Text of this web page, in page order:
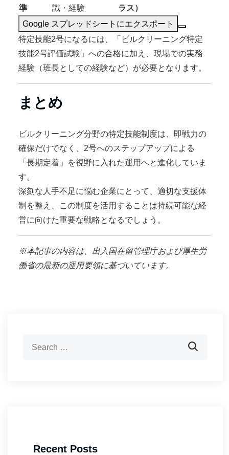
準 識・経験
ラス）
Google スプレッドシートにエクスポート
特定技能2号になるには、「ビルクリーニング特定
技能2号評価試験」への合格に加え、現場での実務
経験（班長としての経験など）が必要となります。
まとめ
ビルクリーニング分野の特定技能制度は、即戦力の
確保だけでなく、2号へのステップアップによる
「長期定着」を視野に入れた運用へと進化していま
す。
深刻な人手不足に悩む企業にとって、適切な支援体
制を整え、この制度を活用することは持続可能な経
営に向けた重要な戦略となるでしょう。
※本記事の内容は、出入国在留管理庁および厚生労
働省の最新の運用要領に基づいています。
Recent Posts